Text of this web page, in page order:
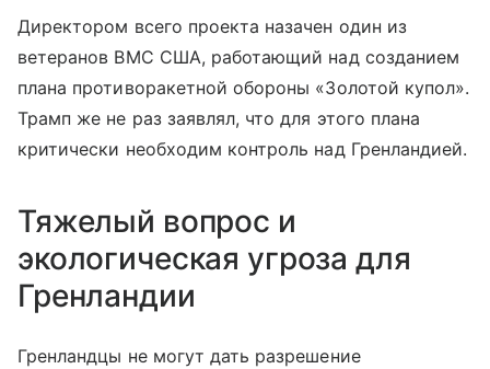
Директором всего проекта назачен один из
ветеранов ВМС США, работающий над созданием
плана противоракетной обороны «Золотой купол».
Трамп же не раз заявлял, что для этого плана
критически необходим контроль над Гренландией.
Тяжелый вопрос и
экологическая угроза для
Гренландии
Гренландцы не могут дать разрешение